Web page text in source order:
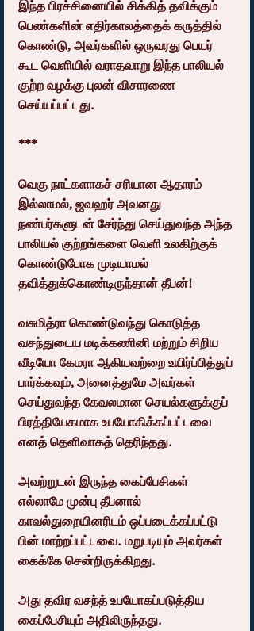
இந்த பிரச்சினையில் சிக்கித் தவிக்கும்
பெண்களின் எதிர்காலத்தைக் கருத்தில்
கொண்டு, அவர்களில் ஒருவரது பெயர்
கூட வெளியில் வராதவாறு இந்த பாலியல்
குற்ற வழக்கு புலன் விசாரணை
செய்யப்பட்டது.
***
வெகு நாட்களாகச் சரியான ஆதாரம்
இல்லாமல், ஜவஹர் அவனது
நண்பர்களுடன் சேர்ந்து செய்துவந்த அந்த
பாலியல் குற்றங்களை வெளி உலகிற்குக்
கொண்டுபோக முடியாமல்
தவித்துக்கொண்டிருந்தான் தீபன்!
வசுமித்ரா கொண்டுவந்து கொடுத்த
வசந்துடைய மடிக்கணினி மற்றும் சிறிய
வீடியோ கேமரா ஆகியவற்றை உயிர்ப்பித்துப்
பார்க்கவும், அனைத்துமே அவர்கள்
செய்துவந்த கேவலமான செயல்களுக்குப்
பிரத்தியேகமாக உபயோகிக்கப்பட்டவை
எனத் தெளிவாகத் தெரிந்தது.
அவற்றுடன் இருந்த கைப்பேசிகள்
எல்லாமே முன்பு தீபனால்
காவல்துறையினரிடம் ஒப்படைக்கப்பட்டு
பின் மாற்றப்பட்டவை. மறுபடியும் அவர்கள்
கைக்கே சென்றிருக்கிறது.
அது தவிர வசந்த் உபயோகப்படுத்திய
கைப்பேசியும் அதிலிருந்தது.